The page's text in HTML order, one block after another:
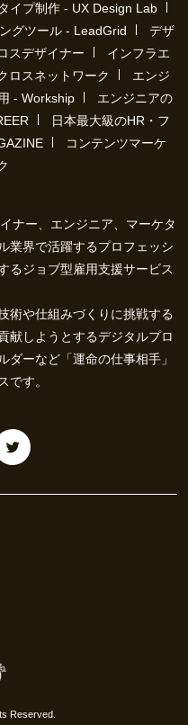
イプ制作 - UX Design Lab
グツール - LeadGrid
デザ
スデザイナー
インフラエ
ロスネットワーク
エンジ
- Workship
エンジニアの
日本最大級のHR・フ
コンテンツマーケ
ナー、エンジニア、マーケタ
業界で活躍するプロフェッシ
るジョブ型雇用支援サービス
術や仕組みづくりに挑戦する
献しようとするデジタルプロ
ダーなど「運命の仕事相手」
です。
Reserved.